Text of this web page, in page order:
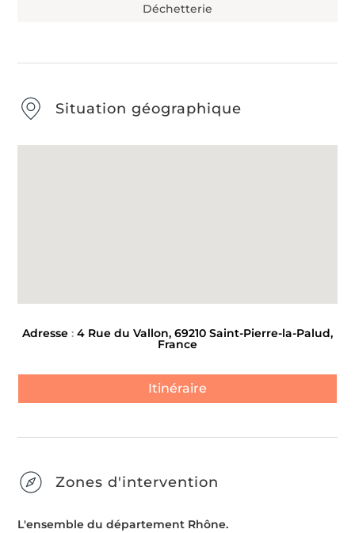
Déchetterie
Situation géographique
Adresse : 4 Rue du Vallon, 69210 Saint-Pierre-la-Palud,
France
Itinéraire
Zones d'intervention
L'ensemble du département Rhône.